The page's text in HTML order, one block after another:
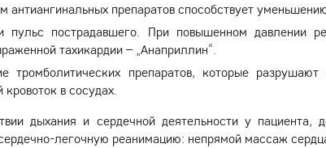
антиангинальных препаратов способствует
пульс пострадавшего. При повышенном давлении
тахикардии – „Анаприллин“.
тромболитических препаратов, которые
в сосудах.
дыхания и сердечной деятельности у пациента,
легочную реанимацию: непрямой массаж